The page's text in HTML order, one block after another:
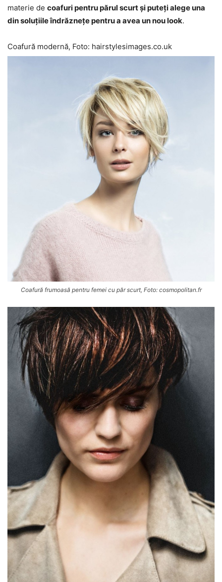
materie de coafuri pentru părul scurt și puteți alege una
din soluțiile îndrăznețe pentru a avea un nou look.
Coafură modernă, Foto: hairstylesimages.co.uk
Coafură frumoasă pentru femei cu păr scurt, Foto: cosmopolitan.fr